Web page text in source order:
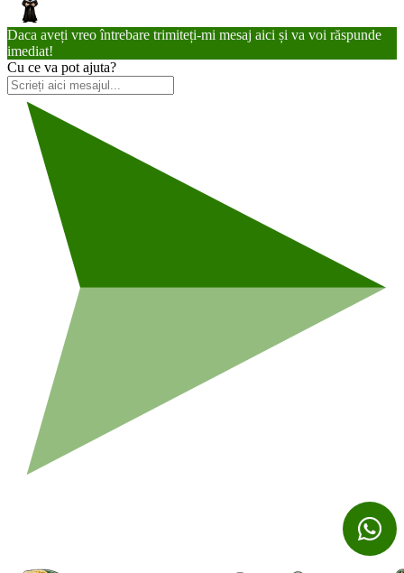
Daca aveți vreo întrebare trimiteți-mi mesaj aici și va voi răspunde
imediat!
Cu ce va pot ajuta?